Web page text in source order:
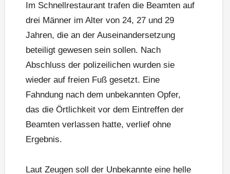
Im Schnellrestaurant trafen die Beamten auf
drei Männer im Alter von 24, 27 und 29
Jahren, die an der Auseinandersetzung
beteiligt gewesen sein sollen. Nach
Abschluss der polizeilichen wurden sie
wieder auf freien Fuß gesetzt. Eine
Fahndung nach dem unbekannten Opfer,
das die Örtlichkeit vor dem Eintreffen der
Beamten verlassen hatte, verlief ohne
Ergebnis.
Laut Zeugen soll der Unbekannte eine helle